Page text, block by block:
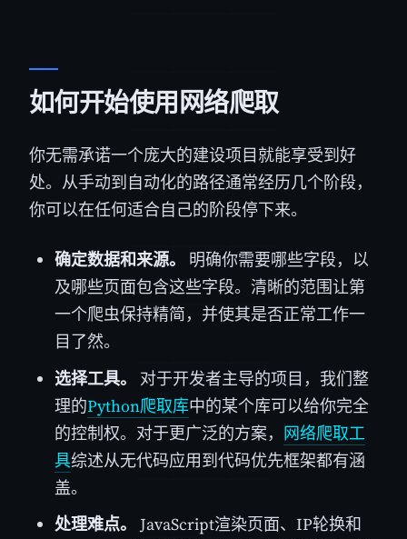
如何开始使用网络爬取
你无需承诺一个庞大的建设项目就能享受到好
处。从手动到自动化的路径通常经历几个阶段，
你可以在任何适合自己的阶段停下来。
确定数据和来源。
明确你需要哪些字段，以
及哪些页面包含这些字段。清晰的范围让第
一个爬虫保持精简，并使其是否正常工作一
目了然。
选择工具。
对于开发者主导的项目，我们整
理的Python爬取库中的某个库可以给你完全
的控制权。对于更广泛的方案， 网络爬取工
具综述从无代码应用到代码优先框架都有涵
盖。
处理难点。 JavaScript渲染页面、IP轮换和